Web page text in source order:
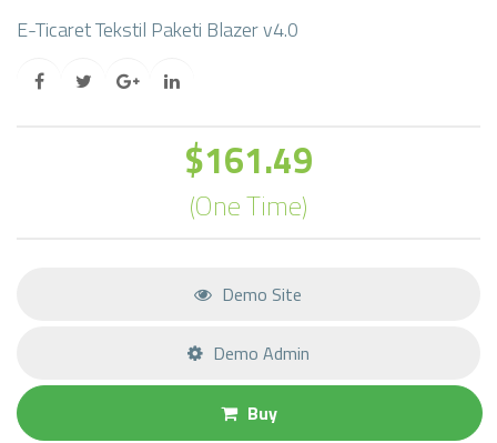
E-Ticaret Tekstil Paketi Blazer v4.0
$161.49
(One Time)
Demo Site
Demo Admin
Buy